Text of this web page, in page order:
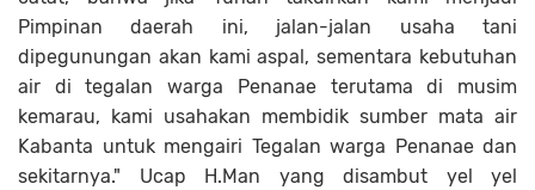
Pimpinan daerah ini, jalan-jalan usaha tani
dipegunungan akan kami aspal, sementara kebutuhan
air di tegalan warga Penanae terutama di musim
kemarau, kami usahakan membidik sumber mata air
Kabanta untuk mengairi Tegalan warga Penanae dan
sekitarnya." Ucap H.Man yang disambut yel yel